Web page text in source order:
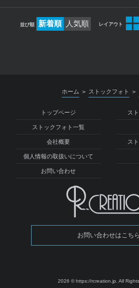
並び順 新着順 人気順 レイアウト
ホーム > ストックフォト >
トップページ ス
ストックフォト一覧
会社概要 ス
個人情報の取扱いについて
お問い合わせ
お問い合わせはこちら
2026 © https://rcreation.jp. All